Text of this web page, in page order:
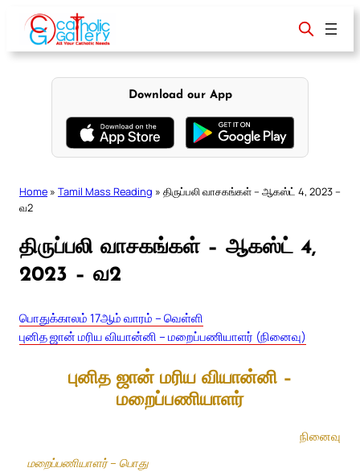
content
Download our App
Home » Tamil Mass Reading » திருப்பலி வாசகங்கள் – ஆகஸ்ட் 4, 2023 –
வ2
திருப்பலி வாசகங்கள் – ஆகஸ்ட் 4,
2023 – வ2
பொதுக்காலம் 17ஆம் வாரம் – வெள்ளி
புனித ஜான் மரிய வியான்னி – மறைப்பணியாளர் (நினைவு)
புனித ஜான் மரிய வியான்னி –
மறைப்பணியாளர்
நினைவு
மறைப்பணியாளர் – பொது